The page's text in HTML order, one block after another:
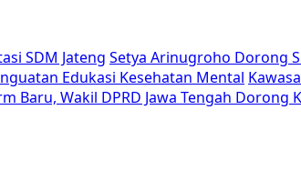
SDM Jateng Setya Arinugroho Dorong
Edukasi Kesehatan Mental
Baru, Wakil DPRD Jawa Tengah Dorong